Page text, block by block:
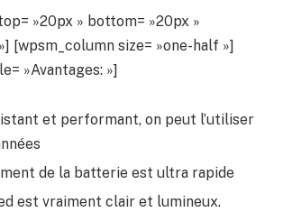
»20px » bottom= »20px »
[wpsm_column size= »one-half »]
»Avantages: »]
et performant, on peut l’utiliser
de la batterie est ultra rapide
est vraiment clair et lumineux.